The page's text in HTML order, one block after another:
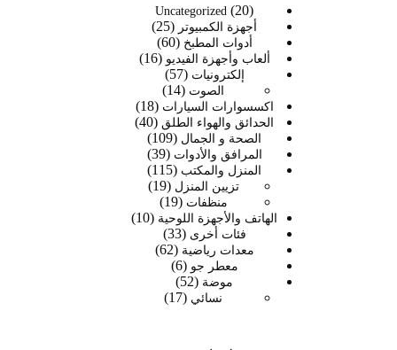
Uncategorized 20
20
منتج
أجهزة الكمبيوتر 25
25
منتج
أدوات المطبخ 60
60
منتج ألعاب وأجهزة الفيديو 16
16
إلكترونيات 57
57
منتج
الصوت 14
14
منتجاكسسوارات السيارات 18
18
منتج
الحدائق والهواء الطلق 40
40
الصحة و الجمال 109
109
منتجات
المرافق والأدوات 39
39
منتج
المنزل والمكتب 115
115
منتج
تزيين المنزل 19
19
منظفات 19
19
منتجالهاتف والأجهزة اللوحية 10
10
فئات أخرى 33
33
منتج
معدات رياضية 62
62
معطر جو 6
6
منتجات
موضة 52
52
منتج
نسائي 17
17